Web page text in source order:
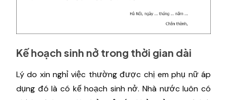
Kế hoạch sinh nở trong thời gian dài
Lý do xin nghỉ việc thường được chị em phụ nữ áp
dụng đó là có kế hoạch sinh nở. Nhà nước luôn có